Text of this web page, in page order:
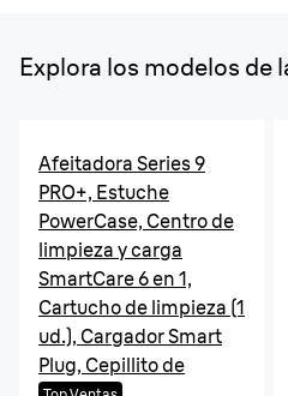
Explora los modelos de
Afeitadora Series 9
PRO+, Estuche
PowerCase, Centro de
limpieza y carga
SmartCare 6 en 1,
Cartucho de limpieza (1
ud.), Cargador Smart
Plug, Cepillito de